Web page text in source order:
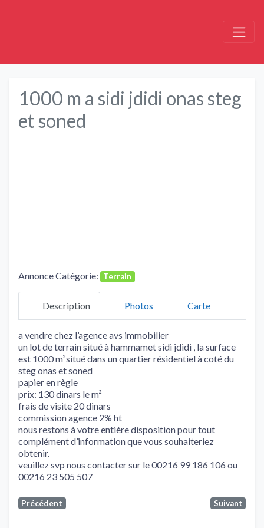
1000 m a sidi jdidi onas steg
et soned
Annonce Catégorie: Terrain
Description Photos Carte
a vendre chez l’agence avs immobilier
un lot de terrain situé à hammamet sidi jdidi , la surface
est 1000 m²situé dans un quartier résidentiel à coté du
steg onas et soned
papier en règle
prix: 130 dinars le m²
frais de visite 20 dinars
commission agence 2% ht
nous restons à votre entière disposition pour tout
complément d’information que vous souhaiteriez
obtenir.
veuillez svp nous contacter sur le 00216 99 186 106 ou
00216 23 505 507
Précédent Suivant